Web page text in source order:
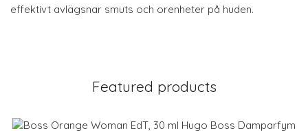
effektivt avlägsnar smuts och orenheter på huden.
Featured products